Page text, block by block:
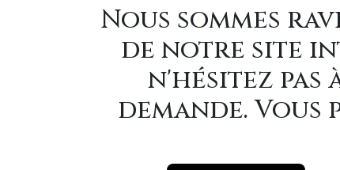
Nous sommes
de notre site
n'hésitez
demande.